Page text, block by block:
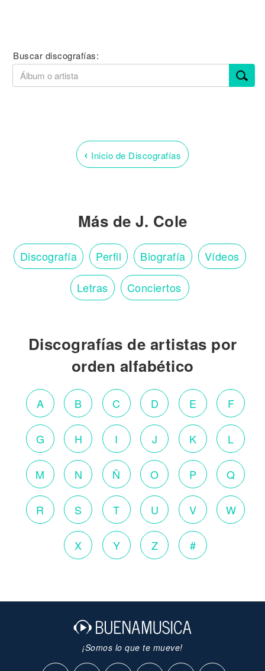
Buscar discografías:
‹ Inicio de Discografías
Más de J. Cole
Discografía Perfil Biografía Vídeos
Letras Conciertos
Discografías de artistas por
orden alfabético
A B C D E F
G H I J K L
M N Ñ O P Q
R S T U V W
X Y Z #
¡Somos lo que te mueve!